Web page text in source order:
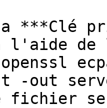
***Clé
l'aide de
-out
fichier